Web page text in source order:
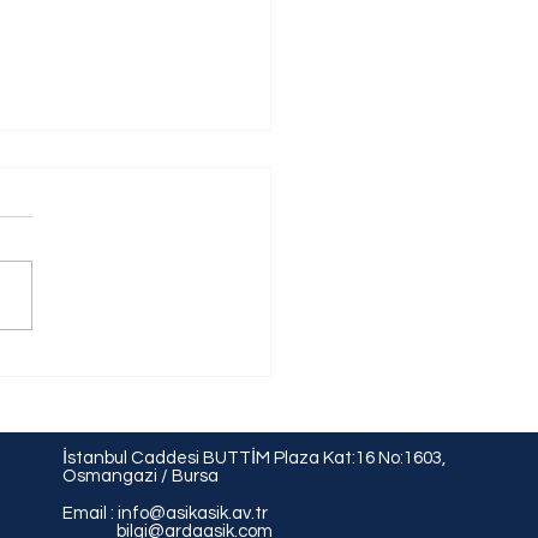
İstanbul Caddesi BUTTİM Plaza Kat:16 No:1603,
Osmangazi / Bursa
Email : info@asikasik.av.tr
bilgi@ardaasik.com